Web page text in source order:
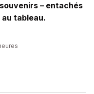
– entachés
au tableau.